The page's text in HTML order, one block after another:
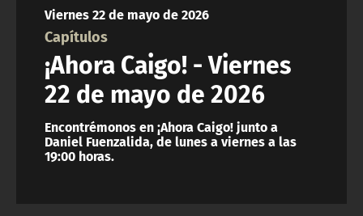
Viernes 22 de mayo de 2026
Capítulos
¡Ahora Caigo! - Viernes
22 de mayo de 2026
Encontrémonos en ¡Ahora Caigo! junto a
Daniel Fuenzalida, de lunes a viernes a las
19:00 horas.